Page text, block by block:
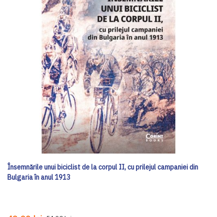
Însemnările unui biciclist de la corpul II, cu prilejul campaniei din
Bulgaria în anul 1913